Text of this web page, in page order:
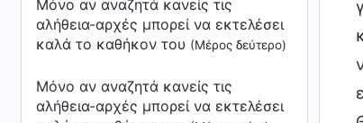
Μόνο αν αναζητά κανείς τις
αλήθεια-αρχές μπορεί να εκτελέσει
καλά το καθήκον του (Μέρος δεύτερο)
Μόνο αν αναζητά κανείς τις
αλήθεια-αρχές μπορεί να εκτελέσει